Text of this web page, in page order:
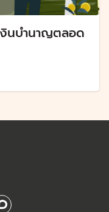
งินบำนาญตลอด